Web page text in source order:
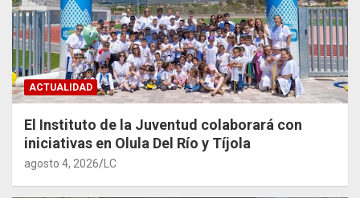
ACTUALIDAD
El Instituto de la Juventud colaborará con
iniciativas en Olula Del Río y Tíjola
agosto 4, 2026 LC